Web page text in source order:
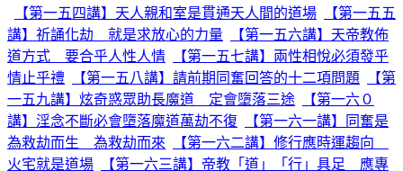
【第一五四講】天人親和室是貫通天人間的道場
【第一五五
講】祈誦化劫 就是求放心的力量
【第一五六講】天帝教佈
道方式 要合乎人性人情
【第一五七講】兩性相悅必須發乎
情止乎禮
【第一五八講】請前期同奮回答的十二項問題
【第
一五九講】炫奇惑眾助長魔道 定會墮落三途
【第一六０
講】淫念不斷必會墮落魔道萬劫不復
【第一六一講】同奮是
為救劫而生 為救劫而來
【第一六二講】修行應時運趨向
火宅就是道場
【第一六三講】帝教「道」「行」具足 應專